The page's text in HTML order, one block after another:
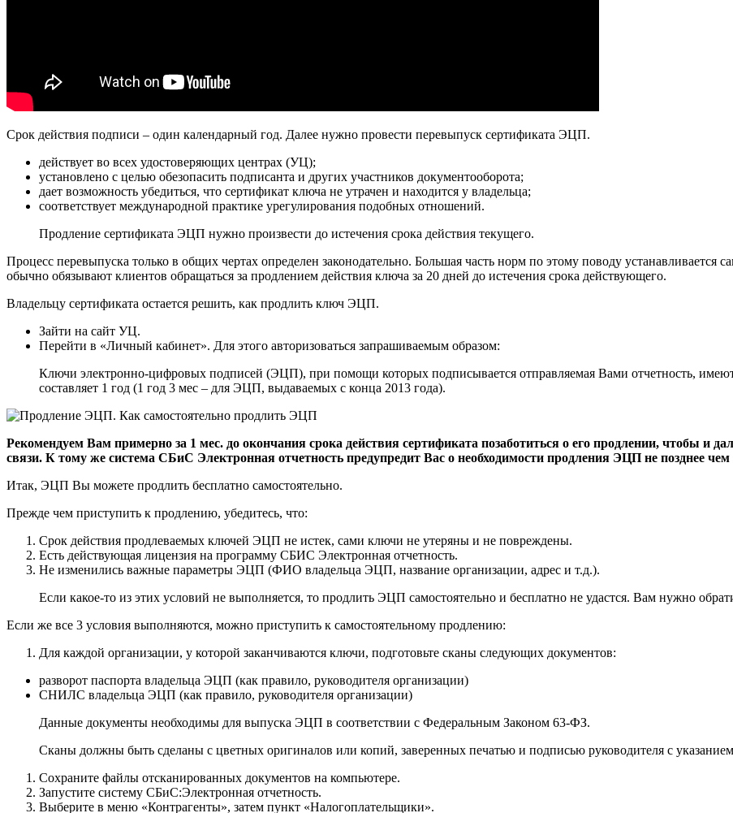
Срок действия подписи – один календарный год. Далее нужно провести перевыпуск сертификата ЭЦП.
действует во всех удостоверяющих центрах (УЦ);
установлено с целью обезопасить подписанта и других участников документооборота;
дает возможность убедиться, что сертификат ключа не утрачен и находится у владельца;
соответствует международной практике урегулирования подобных отношений.
Продление сертификата ЭЦП нужно произвести до истечения срока действия текущего.
Процесс перевыпуска только в общих чертах определен законодательно. Большая часть норм по этому поводу
обычно обязывают клиентов обращаться за продлением действия ключа за 20 дней до истечения срока действующего.
Владельцу сертификата остается решить, как продлить ключ ЭЦП.
Зайти на сайт УЦ.
Перейти в «Личный кабинет». Для этого авторизоваться запрашиваемым образом:
Ключи электронно-цифровых подписей (ЭЦП), при помощи которых подписывается отправляемая Вами отчетность,
составляет 1 год (1 год 3 мес – для ЭЦП, выдаваемых с конца 2013 года).
Рекомендуем Вам примерно за 1 мес. до окончания срока действия сертификата позаботиться о его продлении, чтобы и
связи. К тому же система СБиС Электронная отчетность предупредит Вас о необходимости продления ЭЦП не позднее
Итак, ЭЦП Вы можете продлить бесплатно самостоятельно.
Прежде чем приступить к продлению, убедитесь, что:
Срок действия продлеваемых ключей ЭЦП не истек, сами ключи не утеряны и не повреждены.
Есть действующая лицензия на программу СБИС Электронная отчетность.
Не изменились важные параметры ЭЦП (ФИО владельца ЭЦП, название организации, адрес и т.д.).
Если какое-то из этих условий не выполняется, то продлить ЭЦП самостоятельно и бесплатно не удастся. Вам нужно
Если же все 3 условия выполняются, можно приступить к самостоятельному продлению:
Для каждой организации, у которой заканчиваются ключи, подготовьте сканы следующих документов:
разворот паспорта владельца ЭЦП (как правило, руководителя организации)
СНИЛС владельца ЭЦП (как правило, руководителя организации)
Данные документы необходимы для выпуска ЭЦП в соответствии с Федеральным Законом 63-ФЗ.
Сканы должны быть сделаны с цветных оригиналов или копий, заверенных печатью и подписью руководителя с
Сохраните файлы отсканированных документов на компьютере.
Запустите систему СБиС:Электронная отчетность.
Выберите в меню «Контрагенты», затем пункт «Налогоплательщики».